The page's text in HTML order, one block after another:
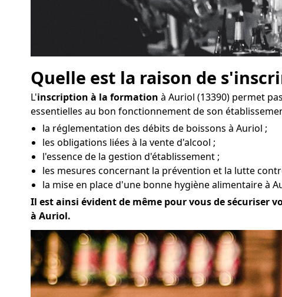
Quelle est la raison de
L'inscription à la formation à Auriol (13390) permet
essentielles au bon fonctionnement de son
la réglementation des débits de boissons à Auriol ;
les obligations liées à la vente d'alcool ;
l'essence de la gestion d'établissement ;
les mesures concernant la prévention et la lutte
la mise en place d'une bonne hygiène alimentaire à
Il est ainsi évident de même pour vous de sécuriser
à Auriol.